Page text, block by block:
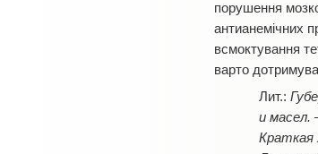
порушення
антианемічних
всмоктування
варто
и масел.
Краткая